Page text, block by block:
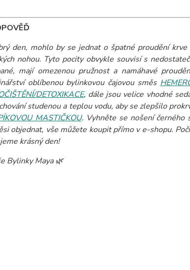
den, mohlo by se jednat o špatné proudění
nohou. Tyto pocity obvykle souvisí s
mají omezenou pružnost a namáhavé
oblíbenou bylinkovou čajovou směs
DETOXIKACE, dále jsou velice vhodné
studenou a teplou vodu, aby se zlepšilo
MASTIČKOU. Vyhněte se nošení černého
objednat, vše můžete koupit přímo v e-shopu.
krásný den!
Bylinky Maya 🌿